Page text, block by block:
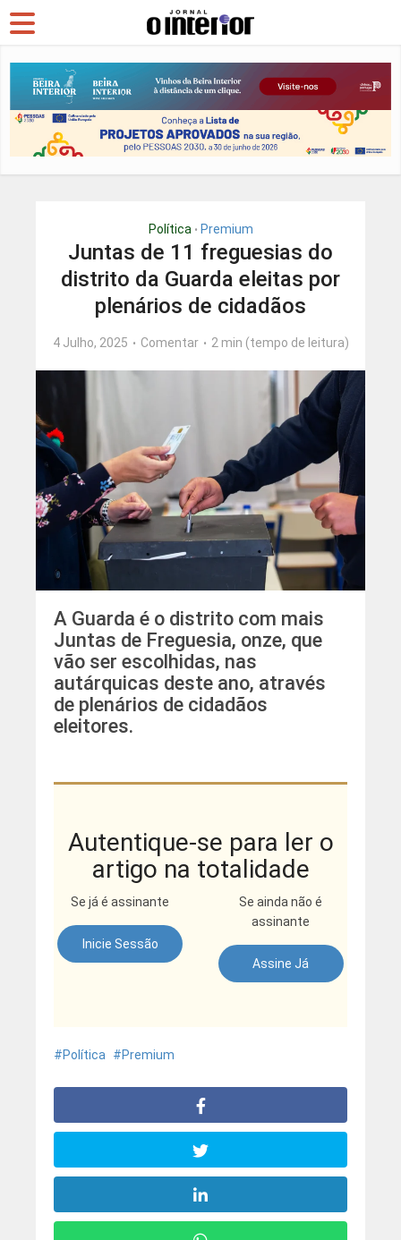
Política • Premium
Juntas de 11 freguesias do
distrito da Guarda eleitas por
plenários de cidadãos
4 Julho, 2025 Comentar 2 min (tempo de leitura)
A Guarda é o distrito com mais
Juntas de Freguesia, onze, que
vão ser escolhidas, nas
autárquicas deste ano, através
de plenários de cidadãos
eleitores.
Autentique-se para ler o
artigo na totalidade
Se já é assinante
Inicie Sessão
Se ainda não é
assinante
Assine Já
Política Premium